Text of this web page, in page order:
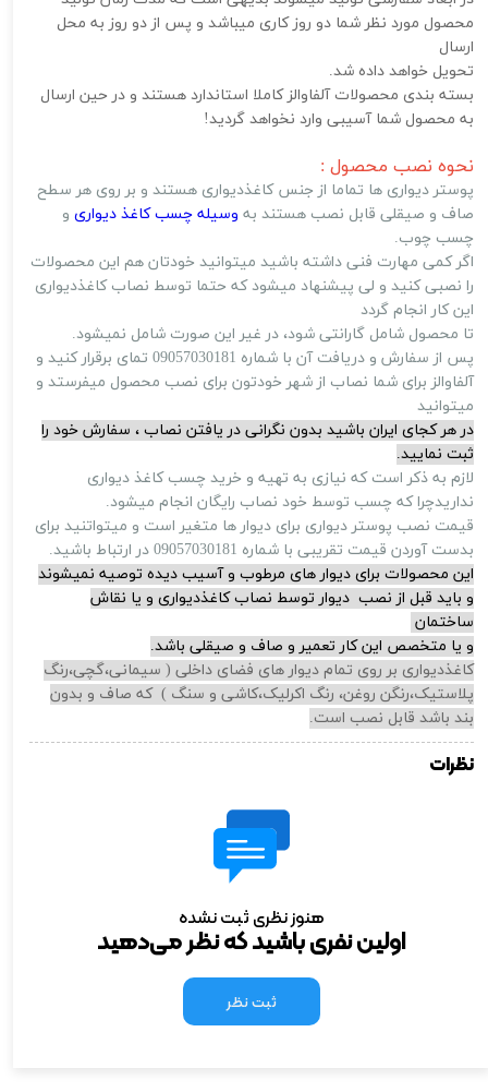
محصول مورد نظر شما دو روز کاری میباشد و پس از دو روز به محل
ارسال
تحویل خواهد داده شد.
بسته بندی محصولات آلفاوالز کاملا استاندارد هستند و در حین ارسال
به محصول شما آسیبی وارد نخواهد گردید!
نحوه نصب محصول :
پوستر دیواری ها تماما از جنس کاغذدیواری هستند و بر روی هر سطح
صاف و صیقلی قابل نصب هستند به وسیله چسب کاغذ دیواری و
چسب چوب.
اگر کمی مهارت فنی داشته باشید میتوانید خودتان هم این محصولات
را نصبی کنید و لی پیشنهاد میشود که حتما توسط نصاب کاغذدیواری
این کار انجام گردد
تا محصول شامل گارانتی شود، در غیر این صورت شامل نمیشود.
پس از سفارش و دریافت آن با شماره 09057030181 تمای برقرار کنید و
آلفاوالز برای شما نصاب از شهر خودتون برای نصب محصول میفرستد و
میتوانید
در هر کجای ایران باشید بدون نگرانی در یافتن نصاب ، سفارش خود را
ثبت نمایید.
لازم به ذکر است که نیازی به تهیه و خرید چسب کاغذ دیواری
نداریدچرا که چسب توسط خود نصاب رایگان انجام میشود.
قیمت نصب پوستر دیواری برای دیوار ها متغیر است و میتواتنید برای
بدست آوردن قیمت تقریبی با شماره 09057030181 در ارتباط باشید.
این محصولات برای دیوار های مرطوب و آسیب دیده توصیه نمیشوند
و باید قبل از نصب دیوار توسط نصاب کاغذدیواری و یا نقاش
ساختمان
و یا متخصص این کار تعمیر و صاف و صیقلی باشد.
کاغذدیواری بر روی تمام دیوار های فضای داخلی ( سیمانی،گچی،رنگ
پلاستیک،رنگن روغن، رنگ اکرلیک،کاشی و سنگ ) که صاف و بدون
بند باشد قابل نصب است.
نظرات
هنوز نظری ثبت نشده
اولین نفری باشید که نظر می‌دهید
ثبت نظر